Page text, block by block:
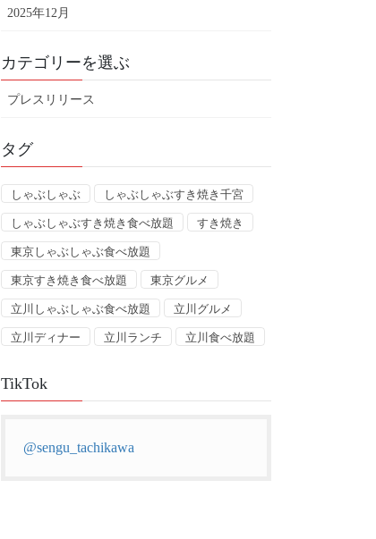
2025年12月
カテゴリーを選ぶ
プレスリリース
タグ
しゃぶしゃぶ しゃぶしゃぶすき焼き千宮
しゃぶしゃぶすき焼き食べ放題 すき焼き
東京しゃぶしゃぶ食べ放題
東京すき焼き食べ放題 東京グルメ
立川しゃぶしゃぶ食べ放題 立川グルメ
立川ディナー 立川ランチ 立川食べ放題
TikTok
@sengu_tachikawa